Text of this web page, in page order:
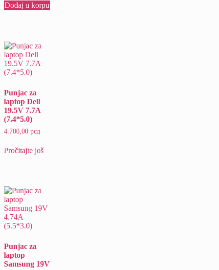
Dodaj u korpu
Punjac za
laptop Dell
19.5V 7.7A
(7.4*5.0)
4.700,00 рсд
Pročitajte još
Punjac za
laptop
Samsung 19V